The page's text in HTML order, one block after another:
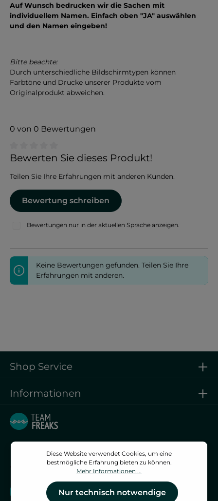
Auf Wunsch bedrucken wir die Sachen mit
individuellem Namen. Einfach oben "JA" auswählen
und den Namen eingeben!
Bitte beachte:
Durch unterschiedliche Bildschirmtypen können
Farbtöne und Drucke unserer Produkte vom
Originalprodukt abweichen.
0 von 0 Bewertungen
Durchschnittliche Bewertung von 0 von 5 Sternen
Bewerten Sie dieses Produkt!
Teilen Sie Ihre Erfahrungen mit anderen Kunden.
Bewertung schreiben
Bewertungen nur in der aktuellen Sprache anzeigen.
Keine Bewertungen gefunden. Teilen Sie Ihre
Erfahrungen mit anderen.
Vertrag widerrufen
Vertrag widerrufen
Shop Service
Informationen
Diese Website verwendet Cookies, um eine
bestmögliche Erfahrung bieten zu können.
Mehr Informationen ...
Nur technisch notwendige